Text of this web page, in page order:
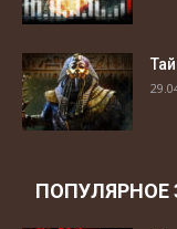
ПОПУЛЯРНОЕ